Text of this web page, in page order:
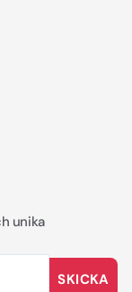
unika
SKICKA